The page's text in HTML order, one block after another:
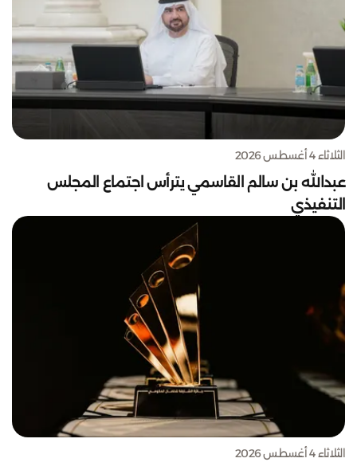
الثلاثاء 4 أغسطس 2026
عبدالله بن سالم القاسمي يترأس اجتماع المجلس
التنفيذي
الثلاثاء 4 أغسطس 2026